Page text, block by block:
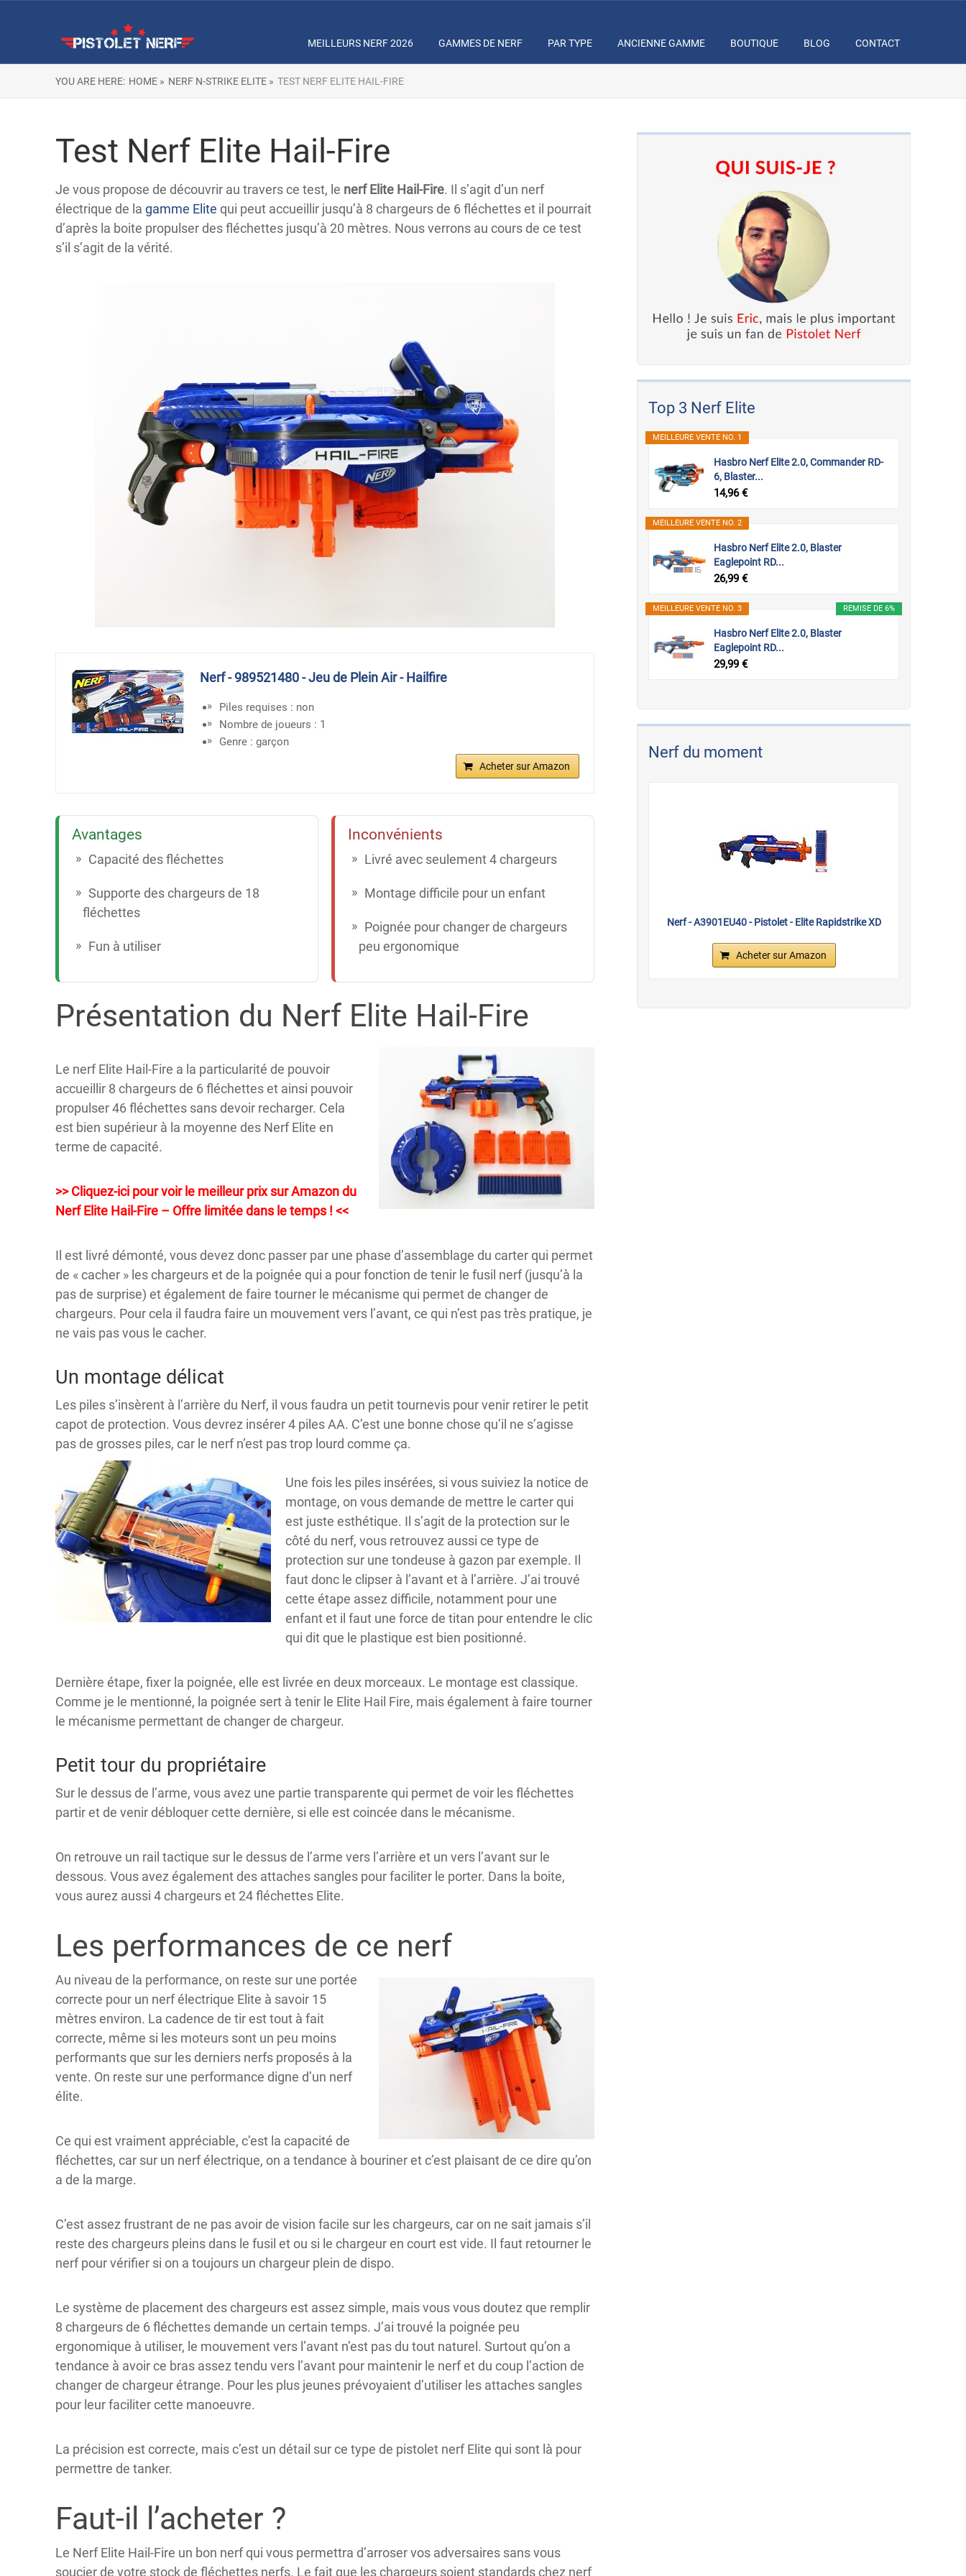
MEILLEURS NERF 2026 GAMMES DE NERF PAR TYPE ANCIENNE GAMME BOUTIQUE BLOG CONTACT
YOU ARE HERE: HOME » NERF N-STRIKE ELITE » TEST NERF ELITE HAIL-FIRE
Test Nerf Elite Hail-Fire
Je vous propose de découvrir au travers ce test, le nerf Elite Hail-Fire. Il s’agit d’un nerf
électrique de la gamme Elite qui peut accueillir jusqu’à 8 chargeurs de 6 fléchettes et il pourrait
d’après la boite propulser des fléchettes jusqu’à 20 mètres. Nous verrons au cours de ce test
s’il s’agit de la vérité.
Nerf - 989521480 - Jeu de Plein Air - Hailfire
Piles requises : non
Nombre de joueurs : 1
Genre : garçon
Acheter sur Amazon
Avantages
Capacité des fléchettes
Supporte des chargeurs de 18
fléchettes
Fun à utiliser
Inconvénients
Livré avec seulement 4 chargeurs
Montage difficile pour un enfant
Poignée pour changer de chargeurs
peu ergonomique
Présentation du Nerf Elite Hail-Fire
Le nerf Elite Hail-Fire a la particularité de pouvoir
accueillir 8 chargeurs de 6 fléchettes et ainsi pouvoir
propulser 46 fléchettes sans devoir recharger. Cela
est bien supérieur à la moyenne des Nerf Elite en
terme de capacité.
>> Cliquez-ici pour voir le meilleur prix sur Amazon du
Nerf Elite Hail-Fire – Offre limitée dans le temps ! <<
Il est livré démonté, vous devez donc passer par une phase d’assemblage du carter qui permet
de « cacher » les chargeurs et de la poignée qui a pour fonction de tenir le fusil nerf (jusqu’à la
pas de surprise) et également de faire tourner le mécanisme qui permet de changer de
chargeurs. Pour cela il faudra faire un mouvement vers l’avant, ce qui n’est pas très pratique, je
ne vais pas vous le cacher.
Un montage délicat
Les piles s’insèrent à l’arrière du Nerf, il vous faudra un petit tournevis pour venir retirer le petit
capot de protection. Vous devrez insérer 4 piles AA. C’est une bonne chose qu’il ne s’agisse
pas de grosses piles, car le nerf n’est pas trop lourd comme ça.
Une fois les piles insérées, si vous suiviez la notice de
montage, on vous demande de mettre le carter qui
est juste esthétique. Il s’agit de la protection sur le
côté du nerf, vous retrouvez aussi ce type de
protection sur une tondeuse à gazon par exemple. Il
faut donc le clipser à l’avant et à l’arrière. J’ai trouvé
cette étape assez difficile, notamment pour une
enfant et il faut une force de titan pour entendre le clic
qui dit que le plastique est bien positionné.
Dernière étape, fixer la poignée, elle est livrée en deux morceaux. Le montage est classique.
Comme je le mentionné, la poignée sert à tenir le Elite Hail Fire, mais également à faire tourner
le mécanisme permettant de changer de chargeur.
Petit tour du propriétaire
Sur le dessus de l’arme, vous avez une partie transparente qui permet de voir les fléchettes
partir et de venir débloquer cette dernière, si elle est coincée dans le mécanisme.
On retrouve un rail tactique sur le dessus de l’arme vers l’arrière et un vers l’avant sur le
dessous. Vous avez également des attaches sangles pour faciliter le porter. Dans la boite,
vous aurez aussi 4 chargeurs et 24 fléchettes Elite.
Les performances de ce nerf
Au niveau de la performance, on reste sur une portée
correcte pour un nerf électrique Elite à savoir 15
mètres environ. La cadence de tir est tout à fait
correcte, même si les moteurs sont un peu moins
performants que sur les derniers nerfs proposés à la
vente. On reste sur une performance digne d’un nerf
élite.
Ce qui est vraiment appréciable, c’est la capacité de
fléchettes, car sur un nerf électrique, on a tendance à bouriner et c’est plaisant de ce dire qu’on
a de la marge.
C’est assez frustrant de ne pas avoir de vision facile sur les chargeurs, car on ne sait jamais s’il
reste des chargeurs pleins dans le fusil et ou si le chargeur en court est vide. Il faut retourner le
nerf pour vérifier si on a toujours un chargeur plein de dispo.
Le système de placement des chargeurs est assez simple, mais vous vous doutez que remplir
8 chargeurs de 6 fléchettes demande un certain temps. J’ai trouvé la poignée peu
ergonomique à utiliser, le mouvement vers l’avant n’est pas du tout naturel. Surtout qu’on a
tendance à avoir ce bras assez tendu vers l’avant pour maintenir le nerf et du coup l’action de
changer de chargeur étrange. Pour les plus jeunes prévoyaient d’utiliser les attaches sangles
pour leur faciliter cette manoeuvre.
La précision est correcte, mais c’est un détail sur ce type de pistolet nerf Elite qui sont là pour
permettre de tanker.
Faut-il l’acheter ?
Le Nerf Elite Hail-Fire un bon nerf qui vous permettra d’arroser vos adversaires sans vous
soucier de votre stock de fléchettes nerfs. Le fait que les chargeurs soient standards chez nerf
Top 3 Nerf Elite
MEILLEURE VENTE NO. 1
Hasbro Nerf Elite 2.0, Commander RD-
6, Blaster...
14,96 €
MEILLEURE VENTE NO. 2
Hasbro Nerf Elite 2.0, Blaster
Eaglepoint RD...
26,99 €
REMISE DE 6%
MEILLEURE VENTE NO. 3
Hasbro Nerf Elite 2.0, Blaster
Eaglepoint RD...
29,99 €
Nerf du moment
Nerf - A3901EU40 - Pistolet - Elite Rapidstrike XD
Acheter sur Amazon